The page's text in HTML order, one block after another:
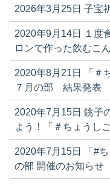
2026年3月25日 子宝
2020年9月14日
１度
ロンで作った飲むこ
2020年8月21日
「＃
７月の部 結果発表
2020年7月15日 銚子
よう！「＃ちょうし
2020年7月15日
「#
の部 開催のお知らせ